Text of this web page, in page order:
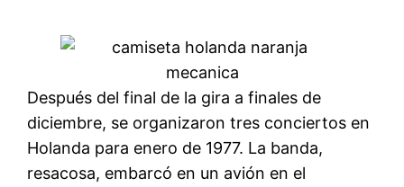
Después del final de la gira a finales de
diciembre, se organizaron tres conciertos en
Holanda para enero de 1977. La banda,
resacosa, embarcó en un avión en el